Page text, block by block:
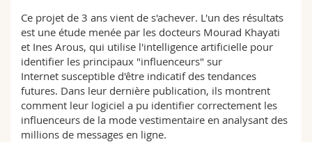
Ce projet de 3 ans vient de s'achever. L'un des résultats
est une étude menée par les docteurs Mourad Khayati
et Ines Arous, qui utilise l'intelligence artificielle pour
identifier les principaux "influenceurs" sur
Internet susceptible d'être indicatif des tendances
futures. Dans leur dernière publication, ils montrent
comment leur logiciel a pu identifier correctement les
influenceurs de la mode vestimentaire en analysant des
millions de messages en ligne.